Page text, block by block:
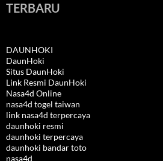
TERBARU
DAUNHOKI
DaunHoki
Situs DaunHoki
Link Resmi DaunHoki
Nasa4d Online
nasa4d togel taiwan
link nasa4d terpercaya
daunhoki resmi
daunhoki terpercaya
daunhoki bandar toto
nasa4d